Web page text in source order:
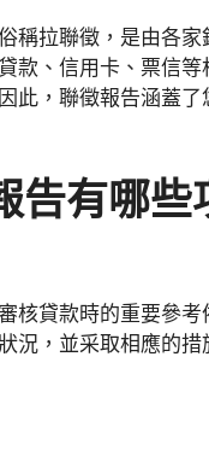
稱拉聯徵，是由各
款、信用卡、票信
此，聯徵報告涵蓋
告有哪
核貸款時的重要參
況，並采取相應的